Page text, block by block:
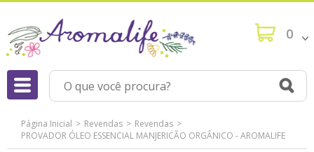
0
Página Inicial Revendas
Revendas
PROVADOR ÓLEO ESSENCIAL MANJERICÃO ORGÂNICO - AROMALIFE